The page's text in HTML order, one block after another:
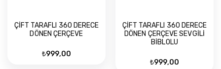
ÇİFT TARAFLI 360 DERECE
DÖNEN ÇERÇEVE
₺999,00
ÇİFT TARAFLI 360 DERECE
DÖNEN ÇERÇEVE SEVGİLİ
BİBLOLU
₺999,00